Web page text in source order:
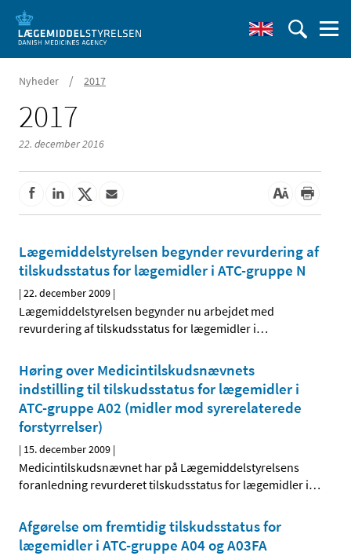
Nyheder / 2017
2017
22. december 2016
Lægemiddelstyrelsen begynder revurdering af
tilskudsstatus for lægemidler i ATC-gruppe N
|22. december 2009 |
Lægemiddelstyrelsen begynder nu arbejdet med
revurdering af tilskudsstatus for lægemidler i…
Høring over Medicintilskudsnævnets
indstilling til tilskudsstatus for lægemidler i
ATC-gruppe A02 (midler mod syrerelaterede
forstyrrelser)
| 15. december 2009 |
Medicintilskudsnævnet har på Lægemiddelstyrelsens
foranledning revurderet tilskudsstatus for lægemidler i…
Afgørelse om fremtidig tilskudsstatus for
lægemidler i ATC-gruppe A04 og A03FA